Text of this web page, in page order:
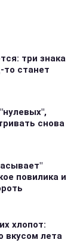
три знака
то станет
снова
повилика и
хлопот:
вкусом лета